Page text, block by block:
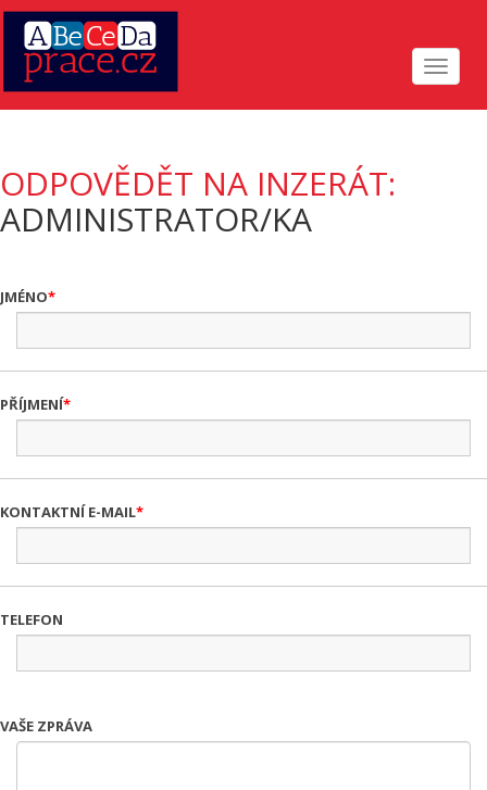
Toggle
ODPOVĚDĚT NA INZERÁT:
ADMINISTRATOR/KA
JMÉNO
PŘÍJMENÍ
KONTAKTNÍ E-MAIL
TELEFON
VAŠE ZPRÁVA